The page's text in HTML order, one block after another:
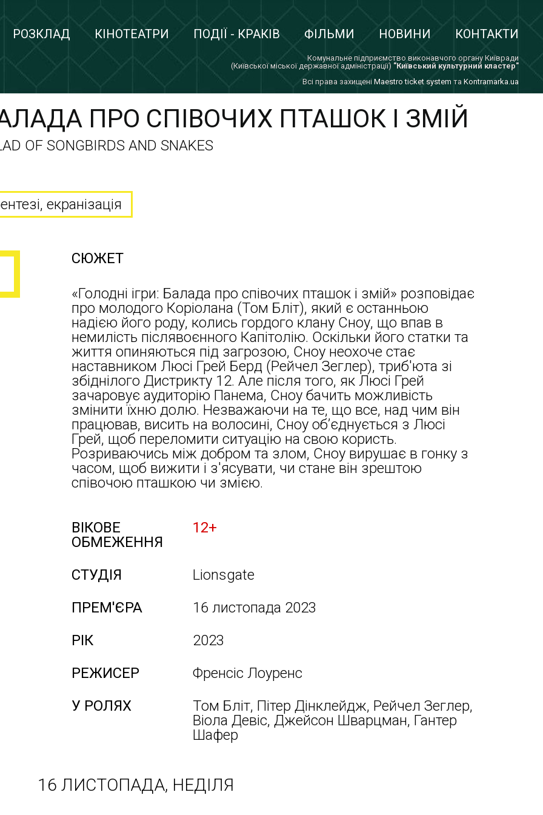
РОЗКЛАД КІНОТЕАТРИ ПОДІЇ - КРАКІВ ФІЛЬМИ НОВИНИ КОНТАКТИ
Комунальне підприємство виконавчого органу Київради
(Київської міської державної адміністрації) "Київський культурний кластер"
Всi права захищенi Maestro ticket system та Kontramarka.ua
ПРО СПІВОЧИХ ПТАШОК І ЗМІЙ
OF SONGBIRDS AND SNAKES
екранізація
СЮЖЕТ
«Голодні ігри: Балада про співочих пташок і змій» розповідає
про молодого Коріолана (Том Бліт), який є останньою
надією його роду, колись гордого клану Сноу, що впав в
немилість післявоєнного Капітолію. Оскільки його статки та
життя опиняються під загрозою, Сноу неохоче стає
наставником Люсі Грей Берд (Рейчел Зеглер), триб'юта зі
збіднілого Дистрикту 12. Але після того, як Люсі Грей
зачаровує аудиторію Панема, Сноу бачить можливість
змінити їхню долю. Незважаючи на те, що все, над чим він
працював, висить на волосині, Сноу об’єднується з Люсі
Грей, щоб переломити ситуацію на свою користь.
Розриваючись між добром та злом, Сноу вирушає в гонку з
часом, щоб вижити і з'ясувати, чи стане він зрештою
співочою пташкою чи змією.
ВІКОВЕ
ОБМЕЖЕННЯ
12+
СТУДІЯ
Lionsgate
ПРЕМ'ЄРА
16 листопада 2023
РІК
2023
РЕЖИСЕР
Френсіс Лоуренс
У РОЛЯХ
Том Бліт, Пітер Дінклейдж, Рейчел Зеглер,
Віола Девіс, Джейсон Шварцман, Гантер
Шафер
16 ЛИСТОПАДА, НЕДІЛЯ